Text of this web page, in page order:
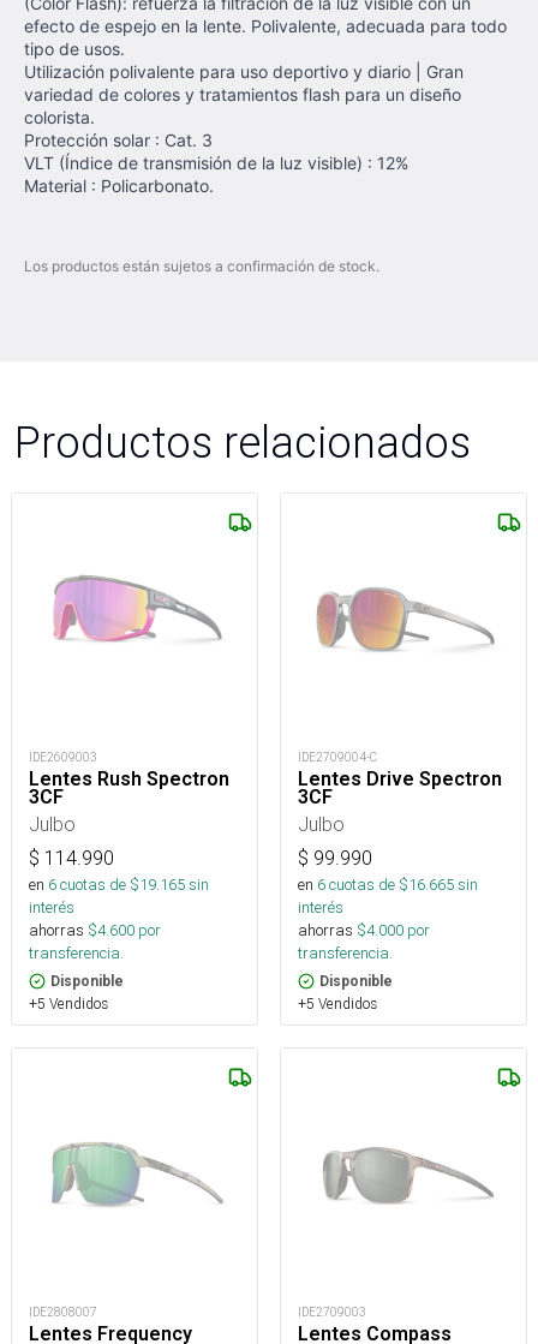
efecto de espejo en la lente. Polivalente, adecuada para todo
tipo de usos.
Utilización polivalente para uso deportivo y diario | Gran
variedad de colores y tratamientos flash para un diseño
colorista.
Protección solar : Cat. 3
VLT (Índice de transmisión de la luz visible) : 12%
Material : Policarbonato.
Los productos están sujetos a confirmación de stock.
Productos relacionados
IDE2609003
Lentes Rush Spectron
3CF
Julbo
$ 114.990
en 6cuotas de $19.165sin
interés
ahorras $4.600 por
transferencia.
Disponible
+5 Vendidos
IDE2709004-C
Lentes Drive Spectron
3CF
Julbo
$ 99.990
en 6cuotas de $16.665sin
interés
ahorras $4.000 por
transferencia.
Disponible
+5 Vendidos
IDE2808007
Lentes Frequency
IDE2709003
Lentes Compass